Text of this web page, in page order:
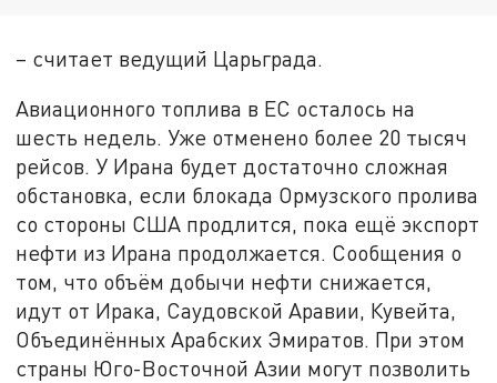
– считает ведущий Царьграда.
Авиационного топлива в ЕС осталось на
шесть недель. Уже отменено более 20 тысяч
рейсов. У Ирана будет достаточно сложная
обстановка, если блокада Ормузского пролива
со стороны США продлится, пока ещё экспорт
нефти из Ирана продолжается. Сообщения о
том, что объём добычи нефти снижается,
идут от Ирака, Саудовской Аравии, Кувейта,
Объединённых Арабских Эмиратов. При этом
страны Юго-Восточной Азии могут позволить